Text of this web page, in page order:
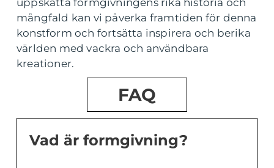
uppskatta formgivningens rika historia och
mångfald kan vi påverka framtiden för denna
konstform och fortsätta inspirera och berika
världen med vackra och användbara
kreationer.
FAQ
Vad är formgivning?